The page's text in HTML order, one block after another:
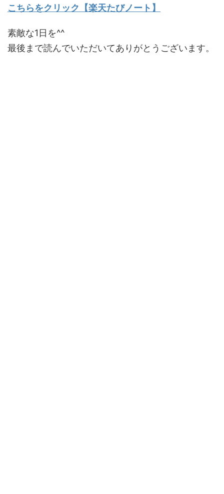
こちらをクリック【楽天たびノート】
素敵な1日を^^
最後まで読んでいただいてありがとうございます。